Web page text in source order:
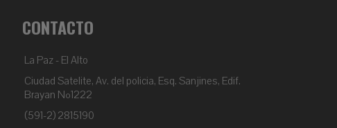
CONTACTO
La Paz - El Alto
Ciudad Satelite, Av. del policia, Esq. Sanjines, Edif.
Brayan Nº1222
(591-2) 2815190